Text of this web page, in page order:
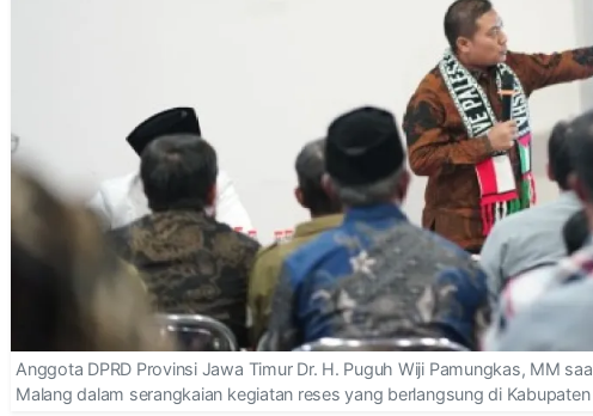
Anggota DPRD Provinsi Jawa Timur Dr. H. Puguh Wiji Pamungkas, MM
Malang dalam serangkaian kegiatan reses yang berlangsung di